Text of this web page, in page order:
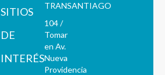
SITIOS
DE
INTERÉS
TRANSANTIAGO
104 /
Tomar
en Av.
Nueva
Providencia